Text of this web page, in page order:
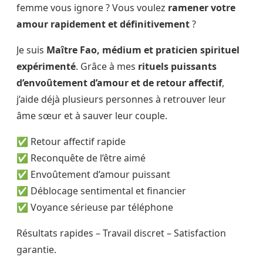
femme vous ignore ? Vous voulez ramener votre
amour rapidement et définitivement?
Je suis Maître Fao, médium et praticien spirituel
expérimenté. Grâce à mes rituels puissants
d’envoûtement d’amour et de retour affectif,
j’aide déjà plusieurs personnes à retrouver leur
âme sœur et à sauver leur couple.
✅ Retour affectif rapide
✅ Reconquête de l’être aimé
✅ Envoûtement d’amour puissant
✅ Déblocage sentimental et financier
✅ Voyance sérieuse par téléphone
Résultats rapides – Travail discret – Satisfaction
garantie.